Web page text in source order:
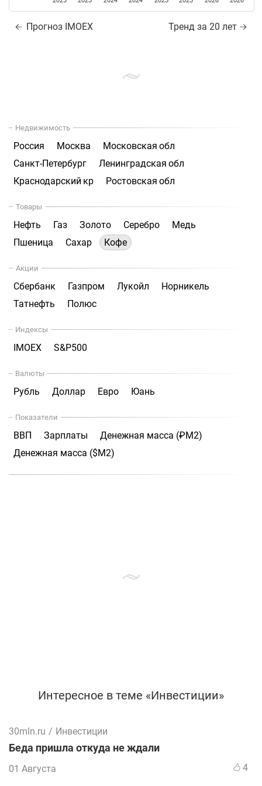
Прогноз IMOEX Тренд за 20 лет
Недвижимость
Россия Москва
Московская обл
Санкт-Петербург
Ленинградская обл
Краснодарский кр
Ростовская обл
Товары
Нефть Газ Золото Серебро
Медь
Пшеница
Сахар Кофе
Акции
Сбербанк Газпром Лукойл
Норникель
Татнефть
Полюс
Индексы
IMOEX S&P500
Валюты
Рубль Доллар Евро Юань
Показатели
ВВП Зарплаты
Денежная масса (₽М2)
Денежная масса ($М2)
Интересное в теме «Инвестиции»
30mln.ru / Инвестиции
Беда пришла откуда не ждали
01 Августа 4